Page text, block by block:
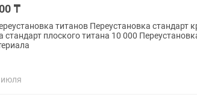
₸
Переустановка стандарт круглого титана 8 000
титана 10 000 Переустановка нестандартный + 4 000 +
июля